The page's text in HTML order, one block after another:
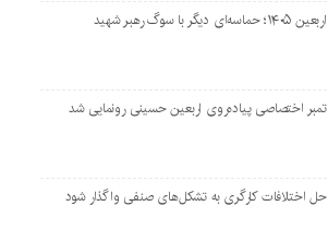
اربعین ۱۴۰۵؛ حماسه‌ای دیگر با سوگ رهبر شهید
تمبر اختصاصی پیاده‌روی اربعین حسینی رونمایی شد
حل اختلافات کارگری به تشکل‌های صنفی واگذار شود